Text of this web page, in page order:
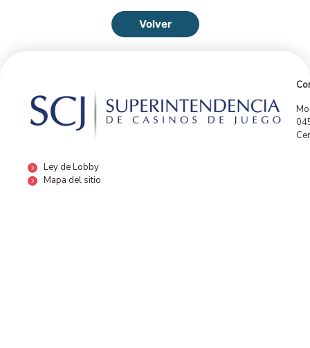
Volver
Ley de Lobby
Mapa del sitio